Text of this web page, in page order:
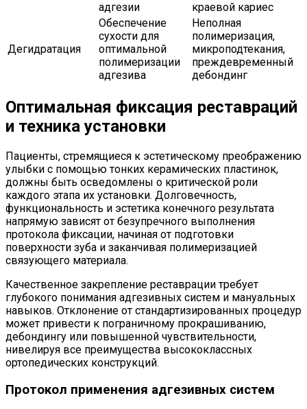
адгезии
краевой кариес
Дегидратация
Обеспечение
сухости для
оптимальной
полимеризации
адгезива
Неполная
полимеризация,
микроподтекания,
преждевременный
дебондинг
Оптимальная фиксация реставраций
и техника установки
Пациенты, стремящиеся к эстетическому преображению
улыбки с помощью тонких керамических пластинок,
должны быть осведомлены о критической роли
каждого этапа их установки. Долговечность,
функциональность и эстетика конечного результата
напрямую зависят от безупречного выполнения
протокола фиксации, начиная от подготовки
поверхности зуба и заканчивая полимеризацией
связующего материала.
Качественное закрепление реставрации требует
глубокого понимания адгезивных систем и мануальных
навыков. Отклонение от стандартизированных процедур
может привести к пограничному прокрашиванию,
дебондингу или повышенной чувствительности,
нивелируя все преимущества высококлассных
ортопедических конструкций.
Протокол применения адгезивных систем